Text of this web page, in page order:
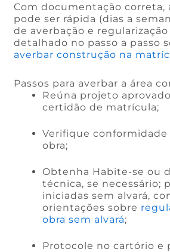
Com documentação correta,
pode ser rápida (dias a
de averbação e
detalhado no passo a passo
averbar construção na
Passos para averbar a área
Reúna projeto
certidão de matrícula;
Verifique
obra;
Obtenha Habite-se ou
técnica, se necessário;
iniciadas sem alvará,
orientações sobre
obra sem alvará;
Protocole no cartório e